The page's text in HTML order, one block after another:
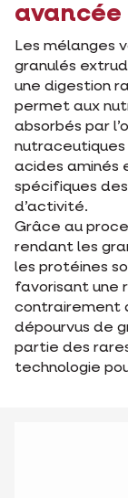
avancée
Les mélanges
granulés
une digestion
permet aux
absorbés par
nutraceutiques
acides aminés
spécifiques
d’activité.
Grâce au
rendant les
les protéines
favorisant une
contrairement
dépourvus de
partie des
technologie